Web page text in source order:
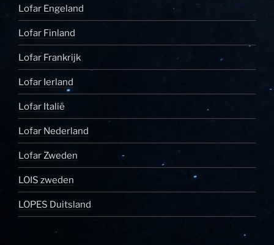
Lofar Engeland
Lofar Finland
Lofar Frankrijk
Lofar Ierland
Lofar Italië
Lofar Nederland
Lofar Zweden
LOIS zweden
LOPES Duitsland